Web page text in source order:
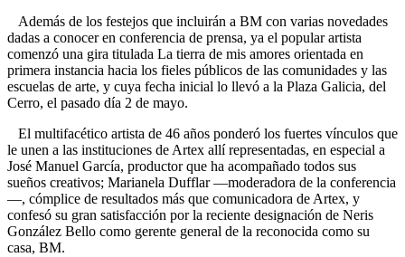
Además de los festejos que incluirán a BM con varias novedades
dadas a conocer en conferencia de prensa, ya el popular artista
comenzó una gira titulada La tierra de mis amores orientada en
primera instancia hacia los fieles públicos de las comunidades y las
escuelas de arte, y cuya fecha inicial lo llevó a la Plaza Galicia, del
Cerro, el pasado día 2 de mayo.
El multifacético artista de 46 años ponderó los fuertes vínculos que
le unen a las instituciones de Artex allí representadas, en especial a
José Manuel García, productor que ha acompañado todos sus
sueños creativos; Marianela Dufflar —moderadora de la conferencia
—, cómplice de resultados más que comunicadora de Artex, y
confesó su gran satisfacción por la reciente designación de Neris
González Bello como gerente general de la reconocida como su
casa, BM.